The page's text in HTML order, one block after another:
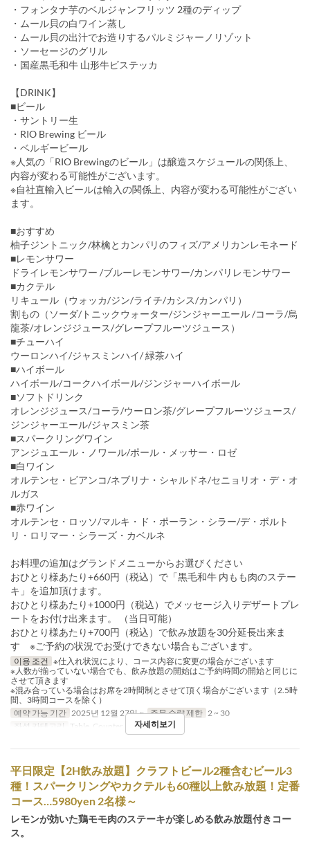
・フォンタナ芋のベルジャンフリッツ 2種のディップ
・ムール貝の白ワイン蒸し
・ムール貝の出汁でお造りするパルミジャーノリゾット
・ソーセージのグリル
・国産黒毛和牛 山形牛ビステッカ
【DRINK】
■ビール
・サントリー生
・RIO Brewing ビール
・ベルギービール
※人気の「RIO Brewingのビール」は醸造スケジュールの関係上、
内容が変わる可能性がございます。
※自社直輸入ビールは輸入の関係上、内容が変わる可能性がござい
ます。
■おすすめ
柚子ジントニック/林檎とカンパリのフィズ/アメリカンレモネード
■レモンサワー
ドライレモンサワー /ブルーレモンサワー/カンパリレモンサワー
■カクテル
リキュール（ウォッカ/ジン/ライチ/カシス/カンパリ）
割もの（ソーダ/トニックウォーター/ジンジャーエール /コーラ/烏
龍茶/オレンジジュース/グレープフルーツジュース）
■チューハイ
ウーロンハイ/ジャスミンハイ/ 緑茶ハイ
■ハイボール
ハイボール/コークハイボール/ジンジャーハイボール
■ソフトドリンク
オレンジジュース/コーラ/ウーロン茶/グレープフルーツジュース/
ジンジャーエール/ジャスミン茶
■スパークリングワイン
アンジュエール・ノワール/ポール・メッサー・ロゼ
■白ワイン
オルテンセ・ビアンコ/ネブリナ・シャルドネ/セニョリオ・デ・オ
ルガス
■赤ワイン
オルテンセ・ロッソ/マルキ・ド・ポーラン・シラー/デ・ボルト
リ・ロリマー・シラーズ・カベルネ
お料理の追加はグランドメニューからお選びください
おひとり様あたり+660円（税込）で「黒毛和牛 内もも肉のステー
キ」を追加頂けます。
おひとり様あたり+1000円（税込）でメッセージ入りデザートプレ
ートをお付け出来ます。 （当日可能）
おひとり様あたり+700円（税込）で飲み放題を30分延長出来ま
す ※ご予約の状況でお受けできない場合もございます。
이용 조건 ※仕入れ状況により、コース内容に変更の場合がございます
※人数が揃っていない場合でも、飲み放題の開始はご予約時間の開始と同じに
させて頂きます
※混み合っている場合はお席を2時間制とさせて頂く場合がございます（2.5時
間、3時間コースを除く）
예약 가능 기간 2025년 12월 27일 ~ 주문 수량 제한 2 ~ 30
좌석 카테고리
Table, Counter 자세히보기
平日限定【2H飲み放題】クラフトビール2種含むビール3
種！スパークリングやカクテルも60種以上飲み放題！定番
コース…5980yen 2名様～
レモンが効いた鶏モモ肉のステーキが楽しめる飲み放題付きコー
ス。